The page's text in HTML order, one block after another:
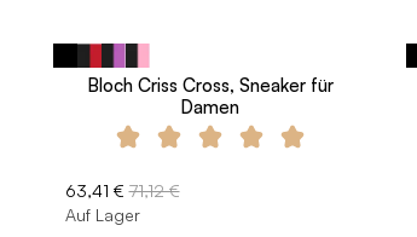
Bloch Criss Cross, Sneaker für
Damen
63,41 € 71,12 €
Auf Lager